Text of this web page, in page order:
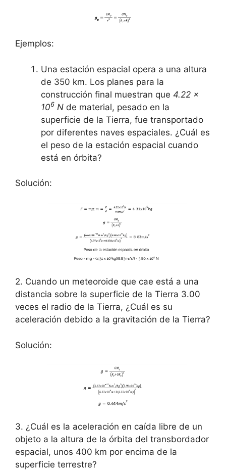
Ejemplos:
Una estación espacial opera a una altura
de 350 km. Los planes para la
construcción final muestran que 4.22 x
106 N de material, pesado en la
superficie de la Tierra, fue transportado
por diferentes naves espaciales. ¿Cuál es
el peso de la estación espacial cuando
está en órbita?
Solución:
2. Cuando un meteoroide que cae está a una
distancia sobre la superficie de la Tierra 3.00
veces el radio de la Tierra, ¿Cuál es su
aceleración debido a la gravitación de la Tierra?
Solución:
3. ¿Cuál es la aceleración en caída libre de un
objeto a la altura de la órbita del transbordador
espacial, unos 400 km por encima de la
superficie terrestre?